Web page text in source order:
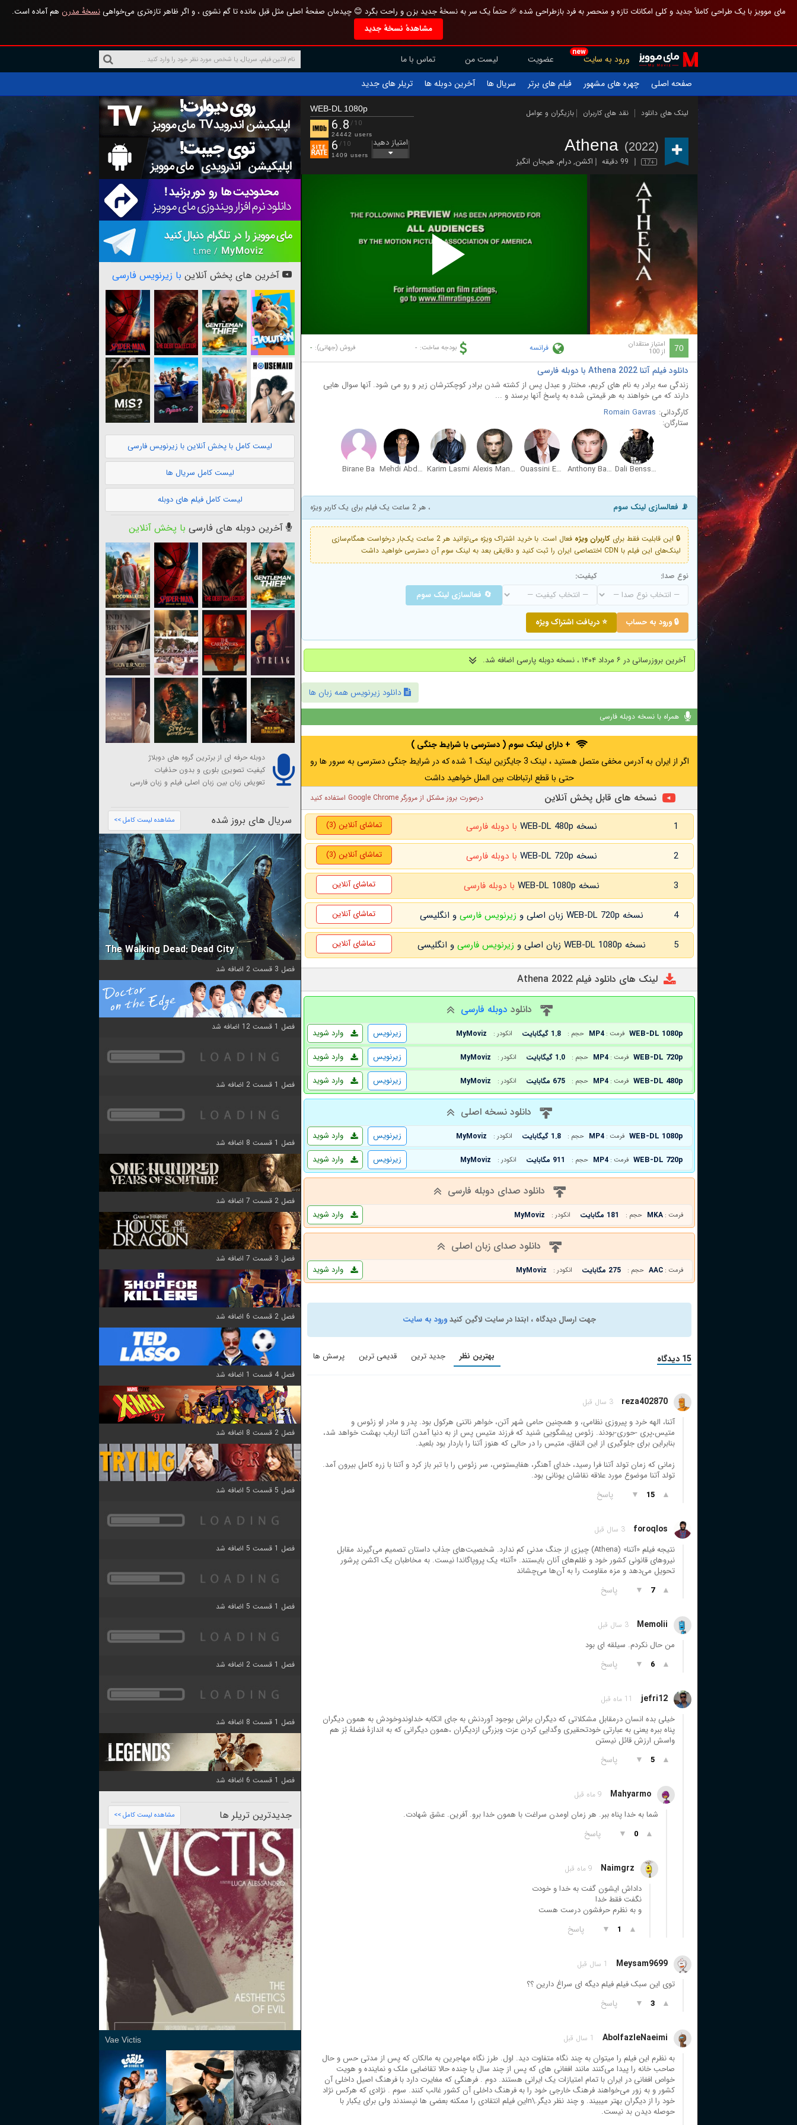
مای موویز با یک طراحی کاملاً جدید و کلی امکانات تازه و منحصر به فرد بازطراحی شده 🎉 حتماً یک سر به نسخهٔ جدید بزن و راحت بگرد 😊 چیدمان صفحهٔ اصلی مثل قبل مانده تا گم نشوی ، و اگر ظاهر تازه‌تری می‌خواهینسخهٔ مدرن هم آماده است.
مشاهدهٔ نسخهٔ جدید
new
ورود به سایت عضویت لیست من
تماس با ما
صفحه اصلی
چهره های مشهور فیلم های برتر سریال ها آخرین دوبله ها تریلر های جدید
لینک های دانلود نقد های کاربران بازیگران و عوامل
Athena (2022)
17+ 99 دقیقه اکشن,درام, هیجان انگیز
WEB-DL 1080p
6.8 /10
24442 users
6 /10
1409 users
امتیاز دهید
Play
Video
70 امتیاز منتقدان
از 100 فرانسه بودجه ساخت: - فروش (جهانی): -
دانلود فیلم آتنا Athena 2022 با دوبله فارسی
زندگی سه برادر به نام های کریم، مختار و عبدل پس از کشته شدن برادر کوچکترشان زیر و رو می شود. آنها سوال هایی
دارند که می خواهند به هر قیمتی شده به پاسخ آنها برسند و ...
کارگردانی: Romain Gavras
ستارگان:
Dali Benssalah
Anthony Bajon
Ouassini Embarek
Alexis Manenti
Karim Lasmi
Mehdi Abdelhakmi
Birane Ba
📡 فعالسازی لینک سوم ، هر 2 ساعت یک فیلم برای یک کاربر ویژه
🔒 این قابلیت فقط برای کاربران ویژه
فعال است. با خرید اشتراک ویژه می‌توانید هر 2 ساعت یک‌بار درخواست همگام‌سازی
لینک‌های این فیلم با CDN اختصاصی ایران را ثبت کنید و دقایقی بعد به لینک سوم آن دسترسی خواهید داشت
نوع صدا: کیفیت:
🔄 فعالسازی لینک سوم
🔒 ورود به حساب ⭐ دریافت اشتراک ویژه
آخرین بروزرسانی در ۶ مرداد ۱۴۰۴ ، نسخه دوبله پارسی اضافه شد.
دانلود زیرنویس همه زبان ها
همراه با نسخه دوبله فارسی
+ دارای لینک سوم ( دسترسی با شرایط جنگی )
اگر از ایران به آدرس مخفی متصل هستید ، لینک 3 جایگزین لینک 1 شده که در شرایط جنگی دسترسی به سرور ها رو
حتی با قطع ارتباطات بین الملل خواهید داشت
نسخه های قابل پخش آنلاین درصورت بروز مشکل از مرورگر Google Chrome استفاده کنید
1 نسخه WEB-DL 480p با دوبله فارسی تماشای آنلاین (3)
2 نسخه WEB-DL 720p با دوبله فارسی تماشای آنلاین (3)
3 نسخه WEB-DL 1080p با دوبله فارسی تماشای آنلاین
4 نسخه WEB-DL 720p زبان اصلی و زیرنویس فارسی و انگلیسی تماشای آنلاین
5 نسخه WEB-DL 1080p زبان اصلی و زیرنویس فارسی و انگلیسی تماشای آنلاین
لینک های دانلود فیلم Athena 2022
دانلود دوبله فارسی
WEB-DL 1080p فرمت : MP4 حجم : 1.8 گیگابایت انکودر : MyMoviz وارد شوید
زیرنویس
WEB-DL 720p فرمت : MP4 حجم : 1.0 گیگابایت انکودر : MyMoviz وارد شوید
زیرنویس
WEB-DL 480p فرمت : MP4 حجم : 675 مگابایت انکودر : MyMoviz وارد شوید زیرنویس
دانلود نسخه اصلی
WEB-DL 1080p فرمت : MP4 حجم : 1.8 گیگابایت انکودر : MyMoviz وارد شوید
زیرنویس
WEB-DL 720p فرمت : MP4 حجم : 911 مگابایت انکودر : MyMoviz وارد شوید زیرنویس
دانلود صدای دوبله فارسی
فرمت : MKA حجم : 181 مگابایت انکودر : MyMoviz وارد شوید
دانلود صدای زبان اصلی
فرمت : AAC حجم : 275 مگابایت انکودر : MyMoviz وارد شوید
جهت ارسال دیدگاه ، ابتدا در سایت لاگین کنیدورود به سایت
15 دیدگاه بهترین نظر جدید ترین قدیمی ترین پرسش ها
reza402870 3 سال قبل
آتنا، الهه خرد و پیروزی نظامی، و همچنین حامی شهر آتن، خواهر ناتنی هرکول بود. پدر و مادر او زئوس و
متیس،پری -حوری-بودند. زئوس پیشگویی شنید که فرزند متیس پس از به دنیا آمدن آتنا ارباب بهشت ​​خواهد شد،
بنابراین برای جلوگیری از این اتفاق، متیس را در حالی که هنوز آتنا را باردار بود بلعید.
زمانی که زمان تولد آتنا فرا رسید، خدای آهنگر، هفایستوس، سر زئوس را با تبر باز کرد و آتنا با زره کامل بیرون آمد.
تولد آتنا موضوع مورد علاقه نقاشان یونانی بود.
▲
15
▼ پاسخ
foroqlos 3 سال قبل
نتیجه فیلم «آتنا» (Athena) چیزی از جنگ مدنی کم ندارد. شخصیت‌های جذاب داستان تصمیم می‌گیرند مقابل
نیروهای قانونی کشور خود و ظلم‌های آنان بایستند. «آتنا» یک پروپاگاندا نیست. به مخاطبان یک اکشن پرشور
تحویل می‌دهد و مزه مقاومت را به آن‌ها می‌چشاند
▲
7
▼ پاسخ
Memolii 3 سال قبل
من حال نکردم. سیلقه ای بود
▲
6
▼ پاسخ
jefri12 11 ماه قبل
خیلی بده انسان درمقابل مشکلاتی که دیگران براش بوجود آوردنش به جای اتکابه خداوندوخودش به همون دیگران
پناه ببره یعنی به عبارتی خودتحقیری وگدایی کردن عزت وبزرگی ازدیگران ،همون دیگرانی که به اندازۀ فضلۀ بُز هم
واسش ارزش قائل نیستن
▲
5
▼ پاسخ
Mahyarmo 9 ماه قبل
شما به خدا پناه ببر. هر زمان اومدن سراغت با همون خدا برو. آفرین. عشق شهادت.
▲
0
▼ پاسخ
Naimgrz 9 ماه قبل
داداش ایشون گفت به خدا و خودت
نگفت فقط خدا
و به نظرم حرفشون درست هست
▲
1
▼ پاسخ
Meysam9699 1 سال قبل
توی این سبک فیلم فیلم دیگه ای سراغ دارین ؟؟
▲
3
▼ پاسخ
AbolfazleNaeimi 1 سال قبل
به نظرم این فیلم را میتوان به چند نگاه متفاوت دید. اول. طرز نگاه مهاجرین به مالکان که پس از مدتی حس و حال
صاحب خانه را پیدا می‌کنند مانند افغانی های که پس از چند سال یا چنده حالا تقاضایی ملک و نماینده و هویت
خواص افغانی در ایران با تمام امتیازات یک ایرانی هستند. دوم . فرهنگی که مغایرت دارد با فرهنگ اصیل داخلی آن
کشور و به زور می‌خواهند فرهنگ خارجی خود را به فرهنگ داخلی آن کشور غالب کنند. سوم . نژادی که هرکس نژاد
خود را از دیگران بهتر میبیند. و چند نظر دیگر.\nاین فیلم انتقادی را ممکنه بعضی ها نپسندند ولی برای یکبار با
حوصله دیدن بد نیست.
آخرین های پخش آنلاین با زیرنویس فارسی
لیست کامل با پخش آنلاین با زیرنویس فارسی
لیست کامل سریال ها
لیست کامل فیلم های دوبله
آخرین دوبله های فارسی با پخش آنلاین
دوبله حرفه ای از برترین گروه های دوبلاژ
کیفیت تصویری بلوری و بدون حذفیات
تعویض زبان بین زبان اصلی فیلم و زبان فارسی
سریال های بروز شده مشاهده لیست کامل >>
The Walking Dead: Dead City
فصل 3 قسمت 2 اضافه شد
فصل 1 قسمت 12 اضافه شد
فصل 1 قسمت 2 اضافه شد
فصل 1 قسمت 8 اضافه شد
فصل 2 قسمت 7 اضافه شد
فصل 3 قسمت 7 اضافه شد
فصل 2 قسمت 6 اضافه شد
فصل 4 قسمت 1 اضافه شد
فصل 2 قسمت 8 اضافه شد
فصل 5 قسمت 5 اضافه شد
فصل 1 قسمت 5 اضافه شد
فصل 1 قسمت 5 اضافه شد
فصل 1 قسمت 2 اضافه شد
فصل 1 قسمت 8 اضافه شد
فصل 1 قسمت 6 اضافه شد
جدیدترین تریلر ها مشاهده لیست کامل >>
Vae Victis